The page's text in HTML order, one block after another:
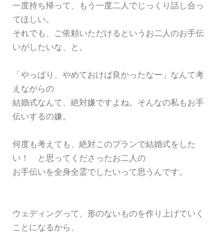
一度持ち帰って、もう一度二人でじっくり話し合っ
てほしい。
それでも、ご依頼いただけるというお二人のお手伝
いがしたいな、と。
「やっぱり、やめておけば良かったなー」なんて考
えながらの
結婚式なんて、絶対嫌ですよね。そんなの私もお手
伝いするの嫌。
何度も考えても、絶対このプランで結婚式をした
い！　と思ってくださったお二人の
お手伝いを全身全霊でしたいって思うんです。
ウェディングって、形のないものを作り上げていく
ことになるから、